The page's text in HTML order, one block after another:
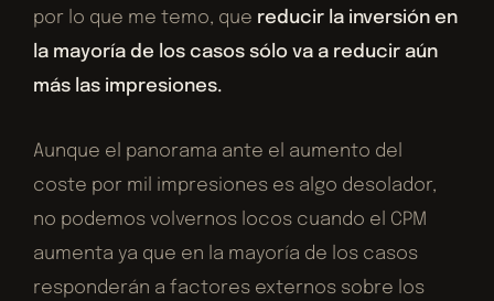
por lo que me temo, que reducir la inversión en
la mayoría de los casos sólo va a reducir aún
más las impresiones.
Aunque el panorama ante el aumento del
coste por mil impresiones es algo desolador,
no podemos volvernos locos cuando el CPM
aumenta ya que en la mayoría de los casos
responderán a factores externos sobre los